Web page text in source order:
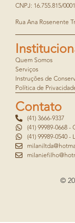
CNPJ: 16.755.815/
Rua Ana Rosenente
Quem Somos
Serviços
Instruções de
Política de
Contato
(41) 3666-9337
(41) 99989-0668 -
(41) 99989-0540 -
©